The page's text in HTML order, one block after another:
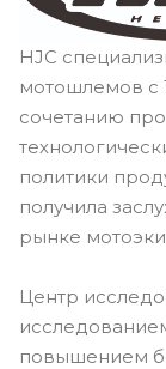
HJC
мотошлемов с
сочетанию
политики
получила
рынке
Центр
повышением